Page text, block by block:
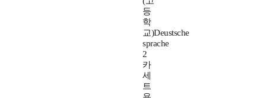
등
학
교)Deustsche
sprache
2
카
세
트